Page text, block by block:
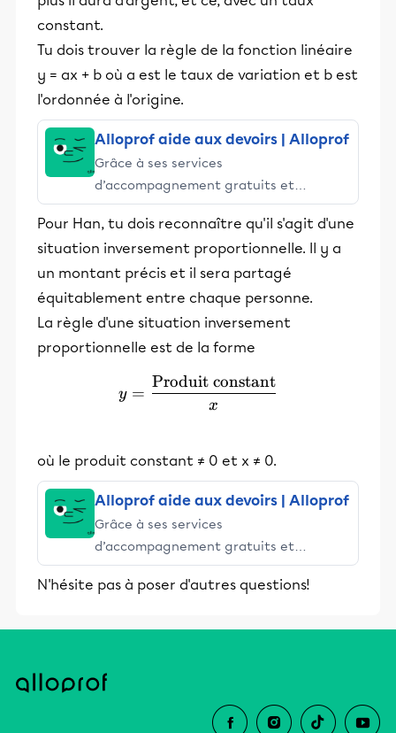
constant.
Tu dois trouver la règle de la fonction linéaire
y = ax + b où a est le taux de variation et b est
l'ordonnée à l'origine.
Alloprof aide aux devoirs | Alloprof
Grâce à ses services
d’accompagnement gratuits et
stimulants, Alloprof engage les élèves
et leurs parents dans la réussite
éducative.
Pour Han, tu dois reconnaître qu'il s'agit d'une
situation inversement proportionnelle. Il y a
un montant précis et il sera partagé
équitablement entre chaque personne.
La règle d'une situation inversement
proportionnelle est de la forme
y=\dfrac{\text{Produit
y =
x
Produit constant
où le produit constant ≠ 0 et x ≠ 0.
Alloprof aide aux devoirs | Alloprof
Grâce à ses services
d’accompagnement gratuits et
stimulants, Alloprof engage les élèves
et leurs parents dans la réussite
N'hésite pas à poser d'autres questions!